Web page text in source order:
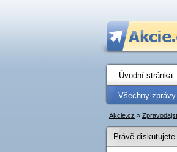
Úvodní stránka
Všechny zprávy
Akcie.cz »
Právě diskutujete